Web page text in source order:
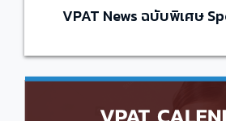
VPAT News ฉบับพิเศษ